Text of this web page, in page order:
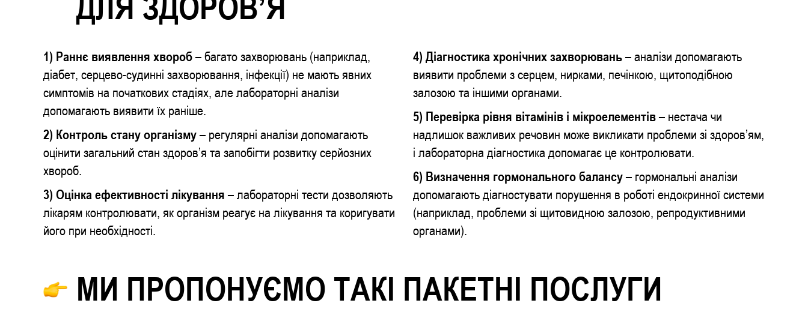
1) Раннє виявлення хвороб– багато захворювань (наприклад,
діабет, серцево-судинні захворювання, інфекції) не мають явних
симптомів на початкових стадіях, але лабораторні аналізи
допомагають виявити їх раніше.
2) Контроль стану організму– регулярні аналізи допомагають
оцінити загальний стан здоров’я та запобігти розвитку серйозних
хвороб.
3) Оцінка ефективності лікування – лабораторні тести дозволяють
лікарям контролювати, як організм реагує на лікування та коригувати
його при необхідності.
4) Діагностика хронічних захворювань– аналізи допомагають
виявити проблеми з серцем, нирками, печінкою, щитоподібною
залозою та іншими органами.
5) Перевірка рівня вітамінів і мікроелементів– нестача чи
надлишок важливих речовин може викликати проблеми зі здоров’ям,
і лабораторна діагностика допомагає це контролювати.
6) Визначення гормонального балансу– гормональні аналізи
допомагають діагностувати порушення в роботі ендокринної системи
(наприклад, проблеми зі щитовидною залозою, репродуктивними
органами).
МИ ПРОПОНУЄМО ТАКІ ПАКЕТНІ ПОСЛУГИ